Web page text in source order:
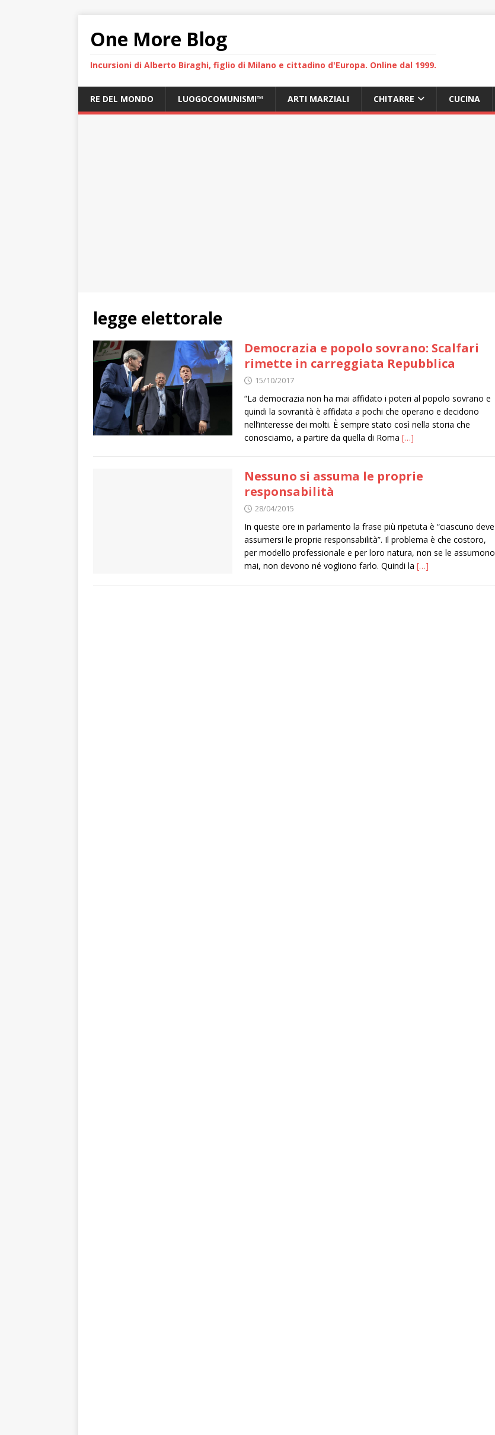
One More Blog
Incursioni di Alberto Biraghi, figlio di Milano e cittadino d'Europa. Online dal 1999.
RE DEL MONDO LUOGOCOMUNISMI™ ARTI MARZIALI CHITARRE CUCINA
legge elettorale
Democrazia e popolo sovrano: Scalfari
rimette in carreggiata Repubblica
15/10/2017
“La democrazia non ha mai affidato i poteri al popolo sovrano e
quindi la sovranità è affidata a pochi che operano e decidono
nell’interesse dei molti. È sempre stato così nella storia che
conosciamo, a partire da quella di Roma […]
Nessuno si assuma le proprie
responsabilità
28/04/2015
In queste ore in parlamento la frase più ripetuta è “ciascuno deve
assumersi le proprie responsabilità”. Il problema è che costoro,
per modello professionale e per loro natura, non se le assumono
mai, non devono né vogliono farlo. Quindi la […]